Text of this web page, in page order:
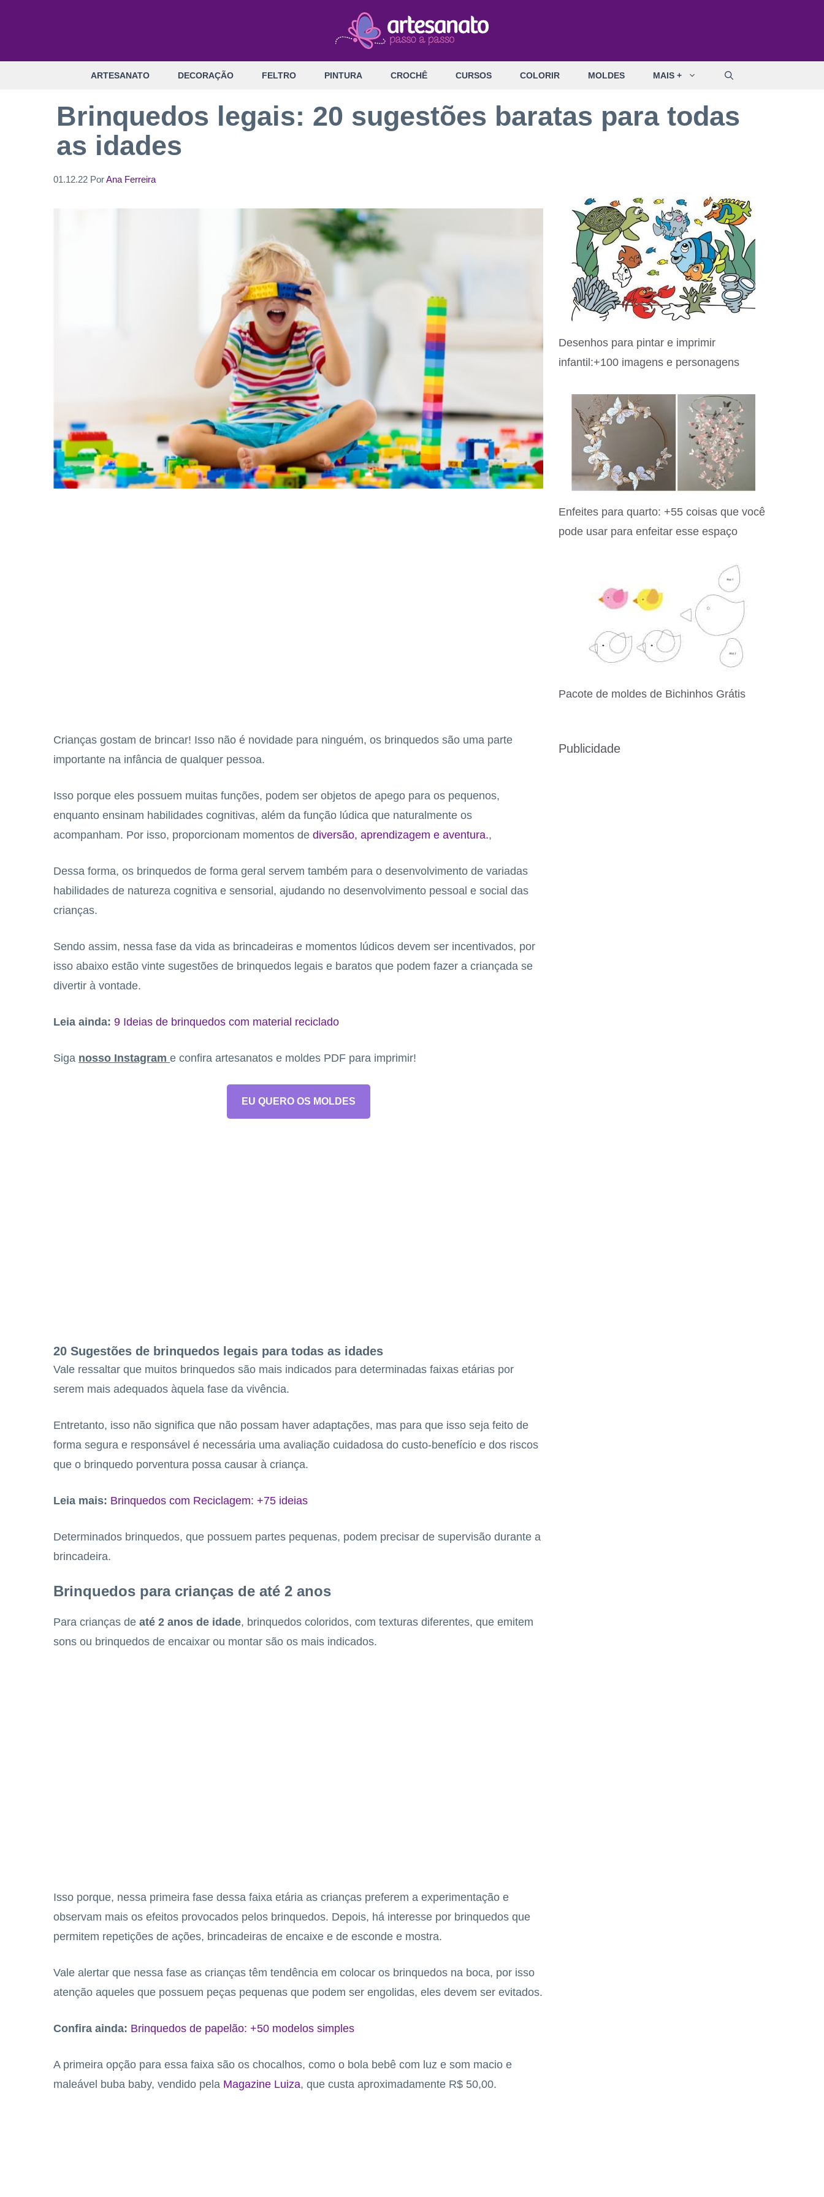
ARTESANATO DECORAÇÃO FELTRO PINTURA CROCHÊ CURSOS COLORIR MOLDES MAIS +
Brinquedos legais: 20 sugestões baratas para todas
as idades
01.12.22 PorAna Ferreira
Crianças gostam de brincar! Isso não é novidade para ninguém, os brinquedos são uma parte
importante na infância de qualquer pessoa.
Isso porque eles possuem muitas funções, podem ser objetos de apego para os pequenos,
enquanto ensinam habilidades cognitivas, além da função lúdica que naturalmente os
acompanham. Por isso, proporcionam momentos de diversão, aprendizagem e aventura.,
Dessa forma, os brinquedos de forma geral servem também para o desenvolvimento de variadas
habilidades de natureza cognitiva e sensorial, ajudando no desenvolvimento pessoal e social das
crianças.
Sendo assim, nessa fase da vida as brincadeiras e momentos lúdicos devem ser incentivados, por
isso abaixo estão vinte sugestões de brinquedos legais e baratos que podem fazer a criançada se
divertir à vontade.
Leia ainda: 9 Ideias de brinquedos com material reciclado
Siga nosso Instagram e confira artesanatos e moldes PDF para imprimir!
EU QUERO OS MOLDES
20 Sugestões de brinquedos legais para todas as idades
Vale ressaltar que muitos brinquedos são mais indicados para determinadas faixas etárias por
serem mais adequados àquela fase da vivência.
Entretanto, isso não significa que não possam haver adaptações, mas para que isso seja feito de
forma segura e responsável é necessária uma avaliação cuidadosa do custo-benefício e dos riscos
que o brinquedo porventura possa causar à criança.
Leia mais: Brinquedos com Reciclagem: +75 ideias
Determinados brinquedos, que possuem partes pequenas, podem precisar de supervisão durante a
brincadeira.
Brinquedos para crianças de até 2 anos
Para crianças de até 2 anos de idade, brinquedos coloridos, com texturas diferentes, que emitem
sons ou brinquedos de encaixar ou montar são os mais indicados.
Isso porque, nessa primeira fase dessa faixa etária as crianças preferem a experimentação e
observam mais os efeitos provocados pelos brinquedos. Depois, há interesse por brinquedos que
permitem repetições de ações, brincadeiras de encaixe e de esconde e mostra.
Vale alertar que nessa fase as crianças têm tendência em colocar os brinquedos na boca, por isso
atenção aqueles que possuem peças pequenas que podem ser engolidas, eles devem ser evitados.
Confira ainda: Brinquedos de papelão: +50 modelos simples
A primeira opção para essa faixa são os chocalhos, como o bola bebê com luz e som macio e
maleável buba baby, vendido pela Magazine Luiza, que custa aproximadamente R$ 50,00.
Desenhos para pintar e imprimir
infantil:+100 imagens e personagens
Enfeites para quarto: +55 coisas que você
pode usar para enfeitar esse espaço
Pacote de moldes de Bichinhos Grátis
Publicidade